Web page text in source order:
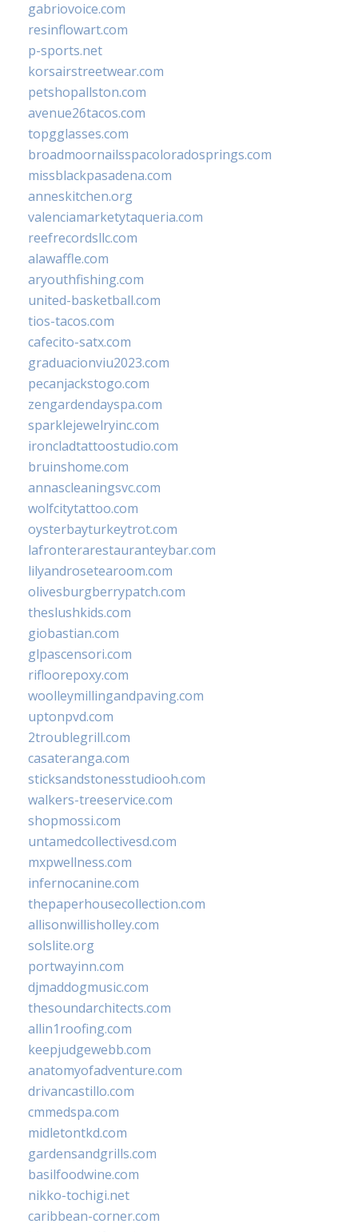
gabriovoice.com
resinflowart.com
p-sports.net
korsairstreetwear.com
petshopallston.com
avenue26tacos.com
topgglasses.com
broadmoornailsspacoloradosprings.com
missblackpasadena.com
anneskitchen.org
valenciamarketytaqueria.com
reefrecordsllc.com
alawaffle.com
aryouthfishing.com
united-basketball.com
tios-tacos.com
cafecito-satx.com
graduacionviu2023.com
pecanjackstogo.com
zengardendayspa.com
sparklejewelryinc.com
ironcladtattoostudio.com
bruinshome.com
annascleaningsvc.com
wolfcitytattoo.com
oysterbayturkeytrot.com
lafronterarestauranteybar.com
lilyandrosetearoom.com
olivesburgberrypatch.com
theslushkids.com
giobastian.com
glpascensori.com
rifloorepoxy.com
woolleymillingandpaving.com
uptonpvd.com
2troublegrill.com
casateranga.com
sticksandstonesstudiooh.com
walkers-treeservice.com
shopmossi.com
untamedcollectivesd.com
mxpwellness.com
infernocanine.com
thepaperhousecollection.com
allisonwillisholley.com
solslite.org
portwayinn.com
djmaddogmusic.com
thesoundarchitects.com
allin1roofing.com
keepjudgewebb.com
anatomyofadventure.com
drivancastillo.com
cmmedspa.com
midletontkd.com
gardensandgrills.com
basilfoodwine.com
nikko-tochigi.net
caribbean-corner.com